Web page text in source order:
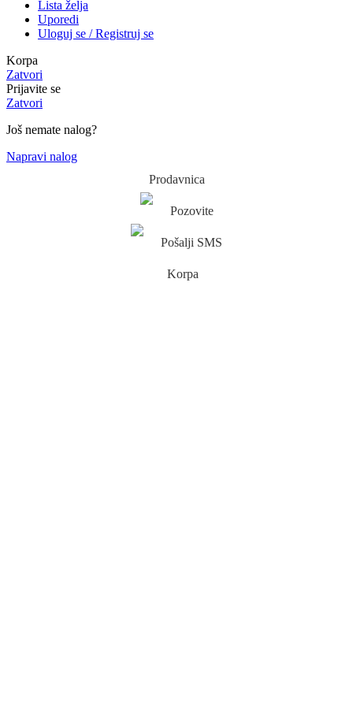
Lista želja
Uporedi
Uloguj se / Registruj se
Korpa
Zatvori
Prijavite se
Zatvori
Još nemate nalog?
Napravi nalog
Prodavnica
Pozovite
Pošalji SMS
Korpa